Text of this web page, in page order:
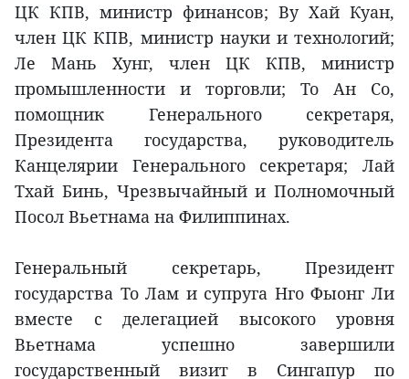
ЦК КПВ, министр финансов; Ву Хай Куан,
член ЦК КПВ, министр науки и технологий;
Ле Мань Хунг, член ЦК КПВ, министр
промышленности и торговли; То Ан Со,
помощник Генерального секретаря,
Президента государства, руководитель
Канцелярии Генерального секретаря; Лай
Тхай Бинь, Чрезвычайный и Полномочный
Посол Вьетнама на Филиппинах.
Генеральный секретарь, Президент
государства То Лам и супруга Нго Фыонг Ли
вместе с делегацией высокого уровня
Вьетнама успешно завершили
государственный визит в Сингапур по